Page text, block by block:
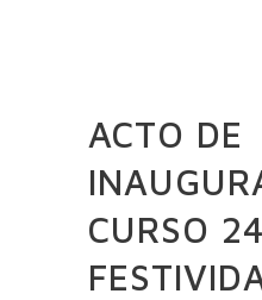
ACTO DE
CURSO